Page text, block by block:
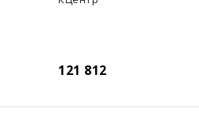
121 812